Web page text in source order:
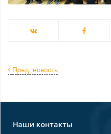
Пред. новость
Наши контакты